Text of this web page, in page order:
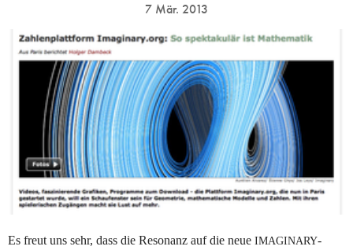
7 Mär. 2013
Es freut uns sehr, dass die Resonanz auf die neue IMAGINARY-